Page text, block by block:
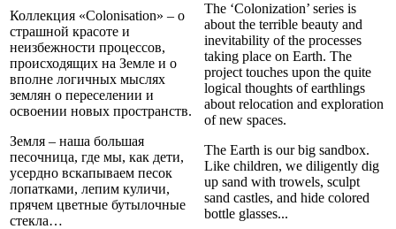
Коллекция «Colonisation» – о
страшной красоте и
неизбежности процессов,
происходящих на Земле и о
вполне логичных мыслях
землян о переселении и
освоении новых пространств.
Земля – наша большая
песочница, где мы, как дети,
усердно вскапываем песок
лопатками, лепим куличи,
прячем цветные бутылочные
стекла…
The ‘Colonization’ series is
about the terrible beauty and
inevitability of the processes
taking place on Earth. The
project touches upon the quite
logical thoughts of earthlings
about relocation and exploration
of new spaces.
The Earth is our big sandbox.
Like children, we diligently dig
up sand with trowels, sculpt
sand castles, and hide colored
bottle glasses...